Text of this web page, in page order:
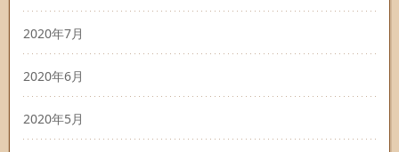
2020年7月
2020年6月
2020年5月